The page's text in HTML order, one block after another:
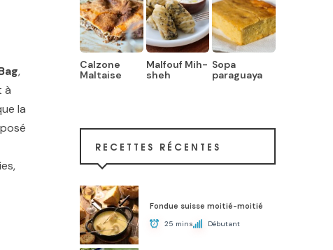
,
à
la
Calzone
Maltaise
Malfouf Mih-
sheh
Sopa
paraguaya
RECETTES RÉCENTES
Fondue suisse moitié-moitié
25 mins Débutant